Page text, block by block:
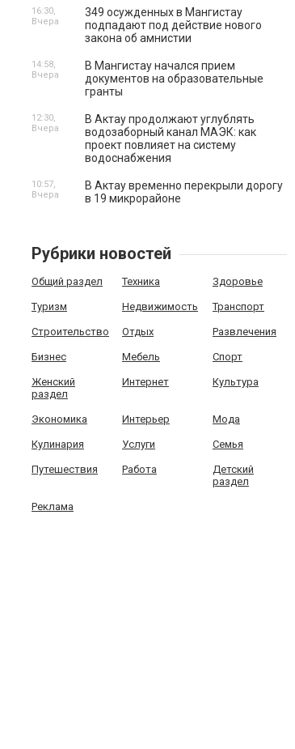
349 осужденных в Мангистау
подпадают под действие нового
закона об амнистии
16:30,
Вчера
В Мангистау начался прием
документов на образовательные
гранты
14:58,
Вчера
В Актау продолжают углублять
водозаборный канал МАЭК: как
проект повлияет на систему
водоснабжения
12:30,
Вчера
В Актау временно перекрыли дорогу
в 19 микрорайоне
10:57,
Вчера
Рубрики новостей
Общий раздел Техника Здоровье
Туризм Недвижимость Транспорт
Строительство Отдых Развлечения
Бизнес Мебель Спорт
Женский
раздел
Интернет Культура
Экономика Интерьер Мода
Кулинария Услуги Семья
Путешествия Работа
Детский
раздел
Реклама